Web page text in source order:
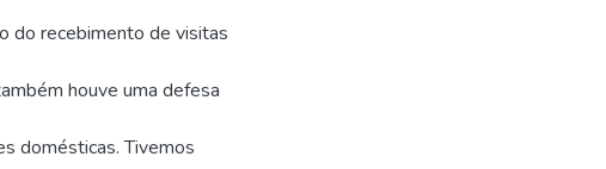
do recebimento de visitas
houve uma defesa
domésticas. Tivemos